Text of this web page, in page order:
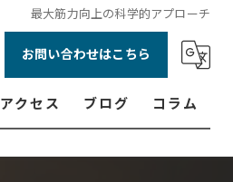
最大筋力向上の科学的アプローチ
お問い合わせはこちら
アクセス ブログ コラム